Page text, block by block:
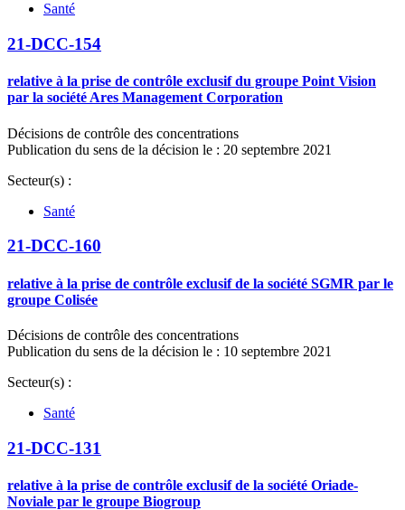
Santé
21-DCC-154
relative à la prise de contrôle exclusif du groupe Point Vision
par la société Ares Management Corporation
Décisions de contrôle des concentrations
Publication du sens de la décision le : 20 septembre 2021
Secteur(s) :
Santé
21-DCC-160
relative à la prise de contrôle exclusif de la société SGMR par le
groupe Colisée
Décisions de contrôle des concentrations
Publication du sens de la décision le : 10 septembre 2021
Secteur(s) :
Santé
21-DCC-131
relative à la prise de contrôle exclusif de la société Oriade-
Noviale par le groupe Biogroup